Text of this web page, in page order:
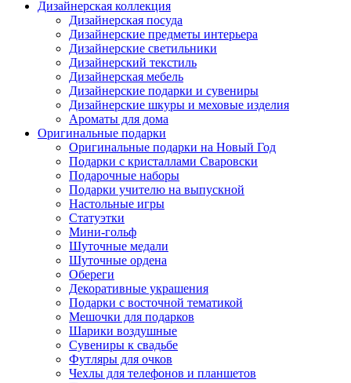
Дизайнерская коллекция
Дизайнерская посуда
Дизайнерские предметы интерьера
Дизайнерские светильники
Дизайнерский текстиль
Дизайнерская мебель
Дизайнерские подарки и сувениры
Дизайнерские шкуры и меховые изделия
Ароматы для дома
Оригинальные подарки
Оригинальные подарки на Новый Год
Подарки с кристаллами Сваровски
Подарочные наборы
Подарки учителю на выпускной
Настольные игры
Статуэтки
Мини-гольф
Шуточные медали
Шуточные ордена
Обереги
Декоративные украшения
Подарки с восточной тематикой
Мешочки для подарков
Шарики воздушные
Сувениры к свадьбе
Футляры для очков
Чехлы для телефонов и планшетов